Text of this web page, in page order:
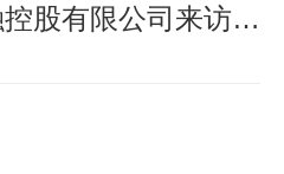
限公司来访烟台金服